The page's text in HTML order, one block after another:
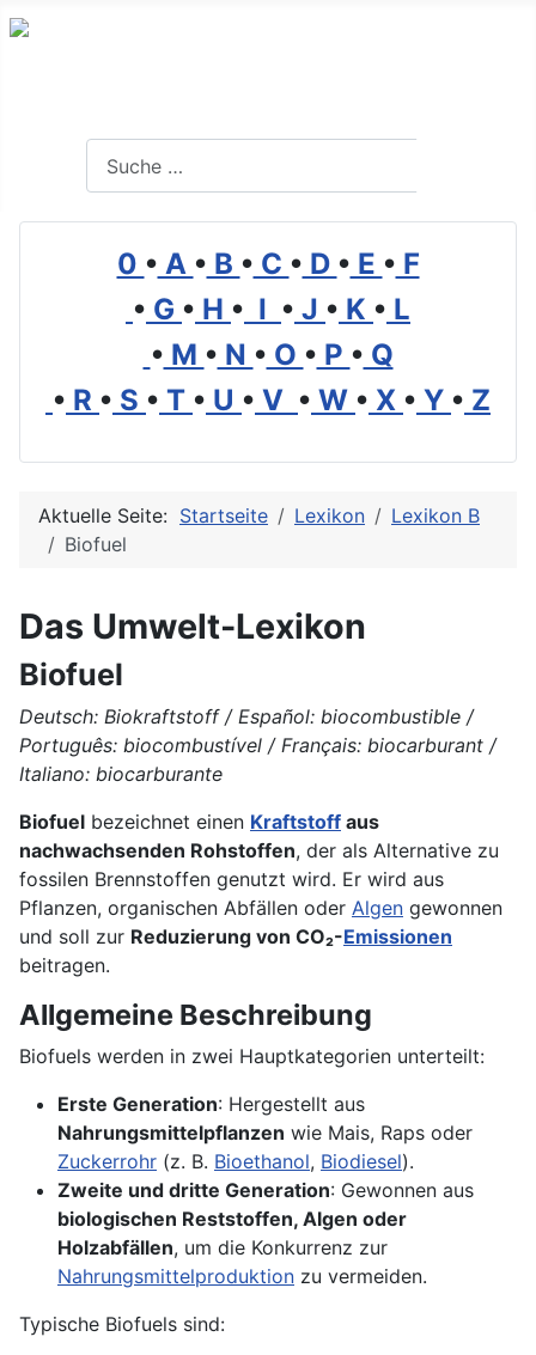
0 • A • B • C • D • E • F
• G • H • I • J • K • L
• M • N • O • P • Q
• R • S • T • U • V • W • X • Y • Z
Aktuelle Seite: Startseite Lexikon
Lexikon B
Biofuel
Das Umwelt-Lexikon
Biofuel
Deutsch: Biokraftstoff / Español: biocombustible /
Português: biocombustível / Français: biocarburant /
Italiano: biocarburante
Biofuel bezeichnet einen Kraftstoff aus
nachwachsenden Rohstoffen, der als Alternative zu
fossilen Brennstoffen genutzt wird. Er wird aus
Pflanzen, organischen Abfällen oder Algen gewonnen
und soll zur Reduzierung von CO₂-Emissionen
beitragen.
Allgemeine Beschreibung
Biofuels werden in zwei Hauptkategorien unterteilt:
Erste Generation: Hergestellt aus
Nahrungsmittelpflanzen wie Mais, Raps oder
Zuckerrohr (z. B. Bioethanol, Biodiesel).
Zweite und dritte Generation: Gewonnen aus
biologischen Reststoffen, Algen oder
Holzabfällen, um die Konkurrenz zur
Nahrungsmittelproduktion zu vermeiden.
Typische Biofuels sind: